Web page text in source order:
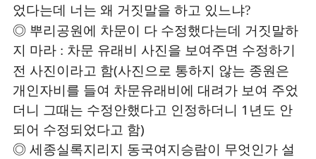
었다는데 너는 왜 거짓말을 하고 있느냐?
◎ 뿌리공원에 차문이 다 수정했다는데 거짓말하
지 마라 : 차문 유래비 사진을 보여주면 수정하기
전 사진이라고 함(사진으로 통하지 않는 종원은
개인자비를 들여 차문유래비에 대려가 보여 주었
더니 그때는 수정안했다고 인정하더니 1년도 안
되어 수정되었다고 함)
◎ 세종실록지리지 동국여지승람이 무엇인가 설